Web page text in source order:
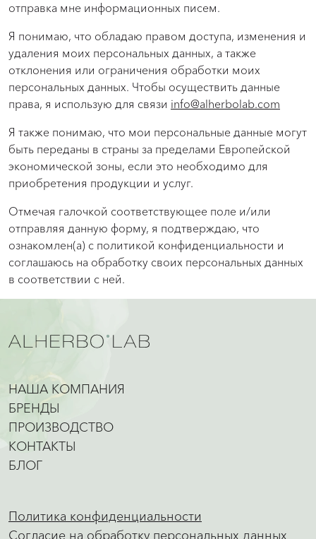
отправка мне информационных писем.
Я понимаю, что обладаю правом доступа, изменения и
удаления моих персональных данных, а также
отклонения или ограничения обработки моих
персональных данных. Чтобы осуществить данные
права, я использую для связи info@alherbolab.com
Я также понимаю, что мои персональные данные могут
быть переданы в страны за пределами Европейской
экономической зоны, если это необходимо для
приобретения продукции и услуг.
Отмечая галочкой соответствующее поле и/или
отправляя данную форму, я подтверждаю, что
ознакомлен(а) с политикой конфиденциальности и
соглашаюсь на обработку своих персональных данных
в соответствии с ней.
НАША КОМПАНИЯ
БРЕНДЫ
ПРОИЗВОДСТВО
КОНТАКТЫ
БЛОГ
Политика конфиденциальности
Согласие на обработку персональных данных